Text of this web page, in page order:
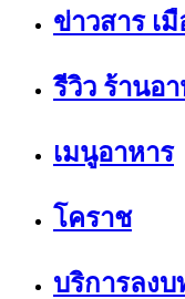
ข่าวสาร เ
รีวิว ร้านอ
เมนูอาหาร
โคราช
บริการลงบ